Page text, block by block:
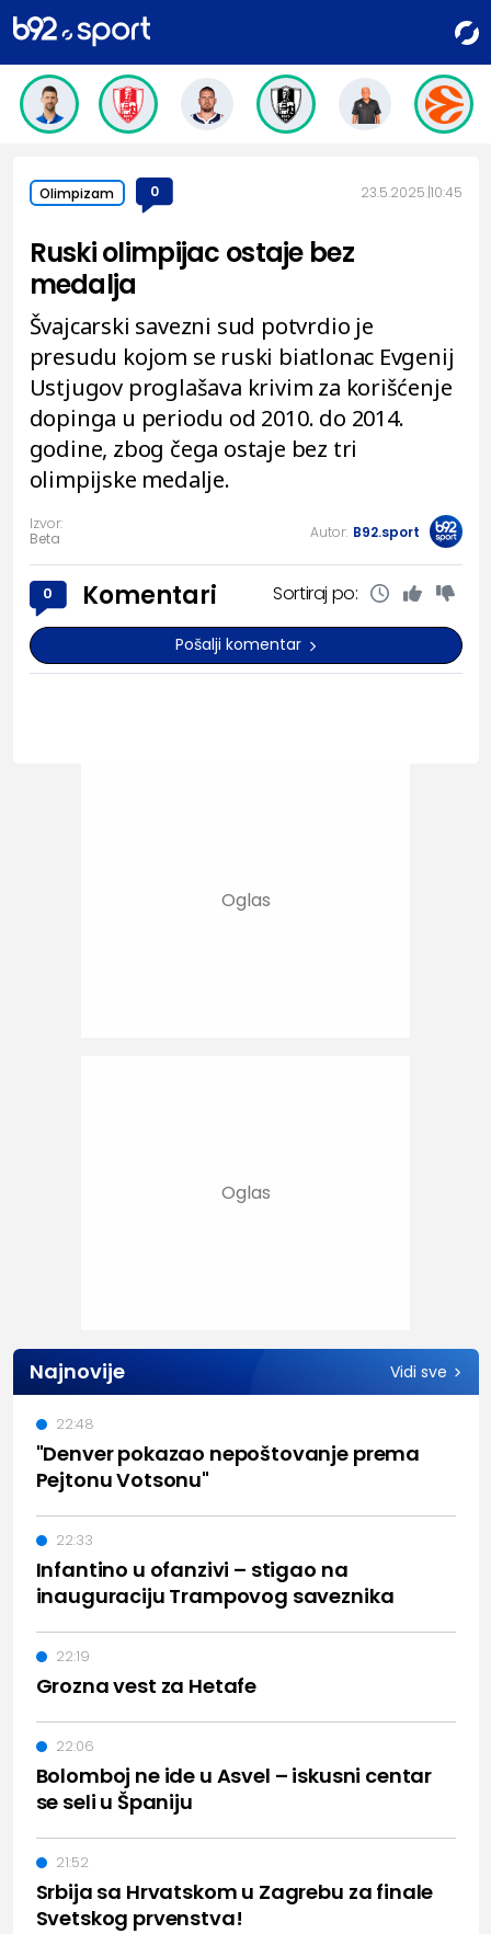
Olimpizam 0 23.5.2025. 10:45
Ruski olimpijac ostaje bez
medalja
Švajcarski savezni sud potvrdio je
presudu kojom se ruski biatlonac Evgenij
Ustjugov proglašava krivim za korišćenje
dopinga u periodu od 2010. do 2014.
godine, zbog čega ostaje bez tri
olimpijske medalje.
Izvor:
Beta
Autor: B92.sport
0 Komentari Sortiraj po:
Pošalji komentar
Najnovije Vidi sve
"Denver pokazao nepoštovanje prema
Pejtonu Votsonu"
22:48
Infantino u ofanzivi – stigao na
inauguraciju Trampovog saveznika
22:33
Grozna vest za Hetafe
22:19
Bolomboj ne ide u Asvel – iskusni centar
se seli u Španiju
22:06
Srbija sa Hrvatskom u Zagrebu za finale
Svetskog prvenstva!
21:52